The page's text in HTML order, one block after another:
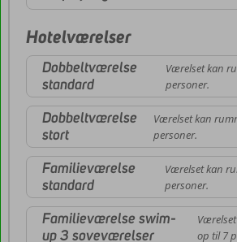
Hotelværelser
Dobbeltværelse
standard
Værelset kan
personer.
Dobbeltværelse
stort
Værelset kan
personer.
Familieværelse
standard
Værelset kan
personer.
Familieværelse swim-
up 3 soveværelser
op til 7